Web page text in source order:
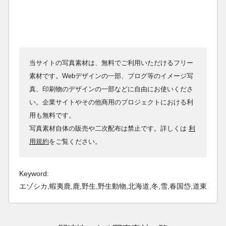
当サイトの写真素材は、無料でご利用いただけるフリー
素材です。Webデザインの一部、ブログ等のイメージ写
真、印刷物のデザインの一部などに自由にお使いくださ
い。企業サイトやその他商用のプロジェクトにおける利
用も無料です。
写真素材自体の販売や二次配布は禁止です。詳しくは 利
用規約をご覧ください。
Keyword:
エゾシカ,蝦夷鹿,鹿,野生,野生動物,北海道,冬,雪,春国岱,道東